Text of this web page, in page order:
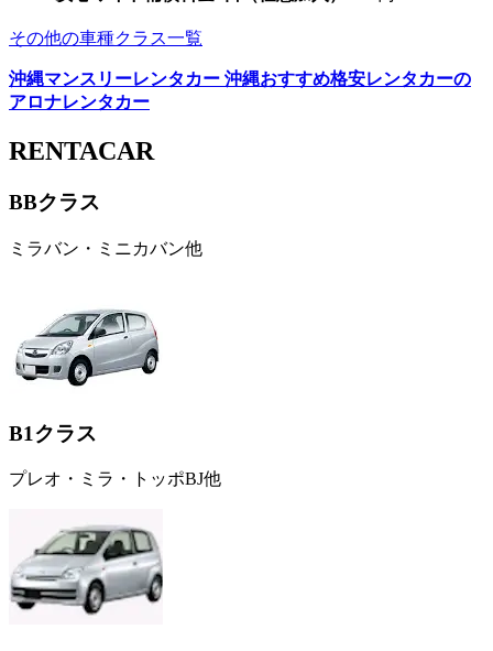
その他の車種クラス一覧
沖縄マンスリーレンタカー 沖縄おすすめ格安レンタカーの
アロナレンタカー
RENTACAR
BBクラス
ミラバン・ミニカバン他
B1クラス
プレオ・ミラ・トッポBJ他